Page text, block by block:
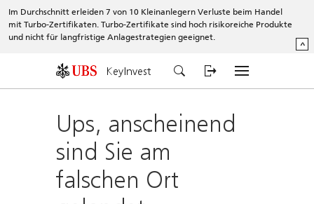
Im Durchschnitt erleiden 7 von 10 Kleinanlegern Verluste beim Handel
mit Turbo-Zertifikaten. Turbo-Zertifikate sind hoch risikoreiche Produkte
und nicht für langfristige Anlagestrategien geeignet.
^
KeyInvest
Ups, anscheinend
sind Sie am
falschen Ort